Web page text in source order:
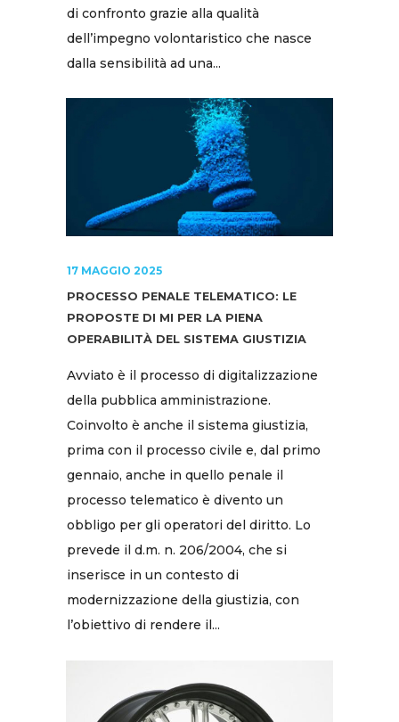
di confronto grazie alla qualità
dell’impegno volontaristico che nasce
dalla sensibilità ad una...
17 MAGGIO 2025
PROCESSO PENALE TELEMATICO: LE
PROPOSTE DI MI PER LA PIENA
OPERABILITÀ DEL SISTEMA GIUSTIZIA
Avviato è il processo di digitalizzazione
della pubblica amministrazione.
Coinvolto è anche il sistema giustizia,
prima con il processo civile e, dal primo
gennaio, anche in quello penale il
processo telematico è divento un
obbligo per gli operatori del diritto. Lo
prevede il d.m. n. 206/2004, che si
inserisce in un contesto di
modernizzazione della giustizia, con
l’obiettivo di rendere il...